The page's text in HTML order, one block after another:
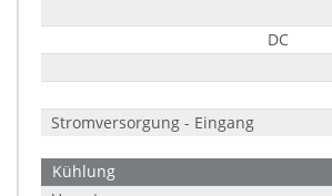
DC
Stromversorgung - Eingang
Kühlung